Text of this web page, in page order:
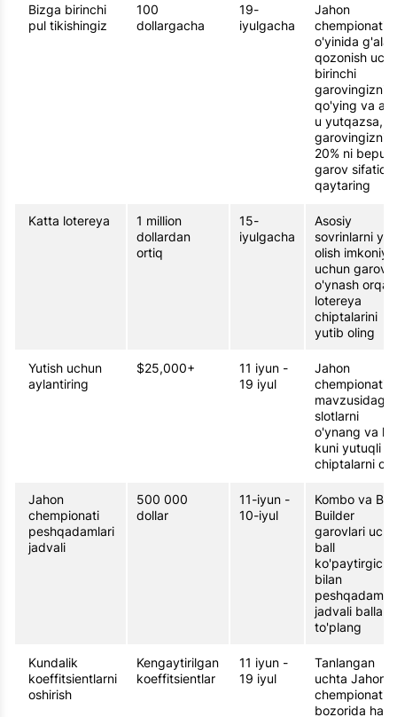
Bizga birinchi
pul tikishingiz
100
dollargacha
19-
iyulgacha
Jahon
chempionati
o'yinida
qozonish
birinchi
garovingizni
qo'ying va
u yutqazsa,
20% ni bepul
garov sifatida
qaytaring
Katta lotereya
1 million
dollardan
ortiq
15-
iyulgacha
Asosiy
sovrinlarni
olish
uchun garov
o'ynash orqali
lotereya
chiptalarini
yutib oling
Yutish uchun
aylantiring
$25,000+
11 iyun -
19 iyul
Jahon
chempionati
mavzusidagi
slotlarni
o'ynang va
kuni yutuqli
chiptalarni
Jahon
chempionati
peshqadamlari
jadvali
500 000
dollar
11-iyun -
10-iyul
Kombo va Bet
Builder
garovlari
ball
bilan
peshqadamlar
jadvali
to'plang
Kundalik
koeffitsientlarni
oshirish
Kengaytirilgan
koeffitsientlar
11 iyun -
19 iyul
Tanlangan
uchta Jahon
chempionati
bozorida har